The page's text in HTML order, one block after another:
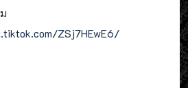
ZSj7HEwE6/